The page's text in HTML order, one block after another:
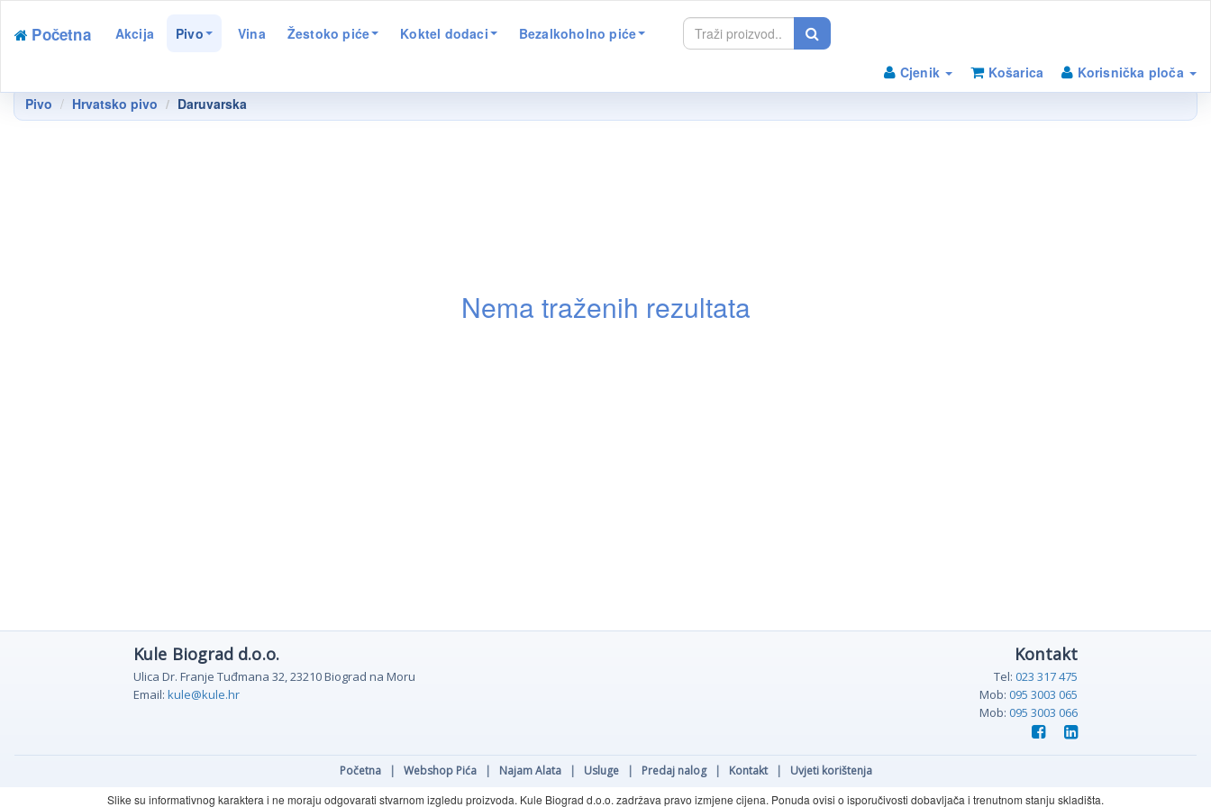
Početna Akcija Pivo Vina Žestoko piće Koktel dodaci Bezalkoholno piće
Cjenik Košarica
Korisnička ploča
Pivo
Hrvatsko pivo Daruvarska
Nema traženih rezultata
Kule Biograd d.o.o.
Ulica Dr. Franje Tuđmana 32, 23210 Biograd na Moru
Email: kule@kule.hr
Kontakt
Tel: 023 317 475
Mob: 095 3003 065
Mob: 095 3003 066
Početna | Webshop Pića | Najam Alata | Usluge | Predaj nalog | Kontakt |
Uvjeti korištenja
Slike su informativnog karaktera i ne moraju odgovarati stvarnom izgledu proizvoda. Kule Biograd d.o.o. zadržava pravo izmjene cijena. Ponuda ovisi o isporučivosti dobavljača i trenutnom stanju skladišta.